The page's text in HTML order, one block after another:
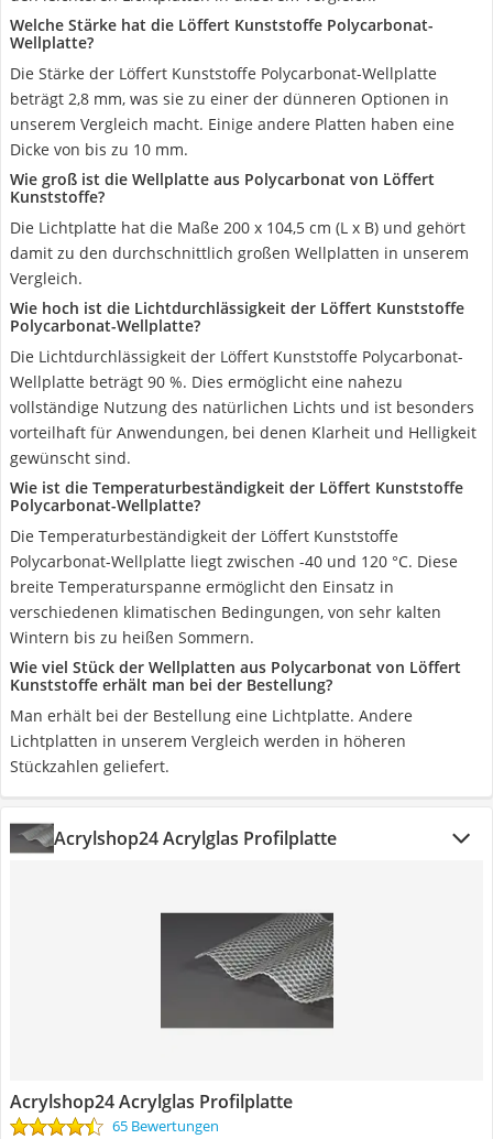
Welche Stärke hat die Löffert Kunststoffe Polycarbonat-
Wellplatte?
Die Stärke der Löffert Kunststoffe Polycarbonat-Wellplatte
beträgt 2,8 mm, was sie zu einer der dünneren Optionen in
unserem Vergleich macht. Einige andere Platten haben eine
Dicke von bis zu 10 mm.
Wie groß ist die Wellplatte aus Polycarbonat von Löffert
Kunststoffe?
Die Lichtplatte hat die Maße 200 x 104,5 cm (L x B) und gehört
damit zu den durchschnittlich großen Wellplatten in unserem
Vergleich.
Wie hoch ist die Lichtdurchlässigkeit der Löffert Kunststoffe
Polycarbonat-Wellplatte?
Die Lichtdurchlässigkeit der Löffert Kunststoffe Polycarbonat-
Wellplatte beträgt 90 %. Dies ermöglicht eine nahezu
vollständige Nutzung des natürlichen Lichts und ist besonders
vorteilhaft für Anwendungen, bei denen Klarheit und Helligkeit
gewünscht sind.
Wie ist die Temperaturbeständigkeit der Löffert Kunststoffe
Polycarbonat-Wellplatte?
Die Temperaturbeständigkeit der Löffert Kunststoffe
Polycarbonat-Wellplatte liegt zwischen -40 und 120 °C. Diese
breite Temperaturspanne ermöglicht den Einsatz in
verschiedenen klimatischen Bedingungen, von sehr kalten
Wintern bis zu heißen Sommern.
Wie viel Stück der Wellplatten aus Polycarbonat von Löffert
Kunststoffe erhält man bei der Bestellung?
Man erhält bei der Bestellung eine Lichtplatte. Andere
Lichtplatten in unserem Vergleich werden in höheren
Stückzahlen geliefert.
Acrylshop24 Acrylglas Profilplatte
Acrylshop24 Acrylglas Profilplatte
65 Bewertungen